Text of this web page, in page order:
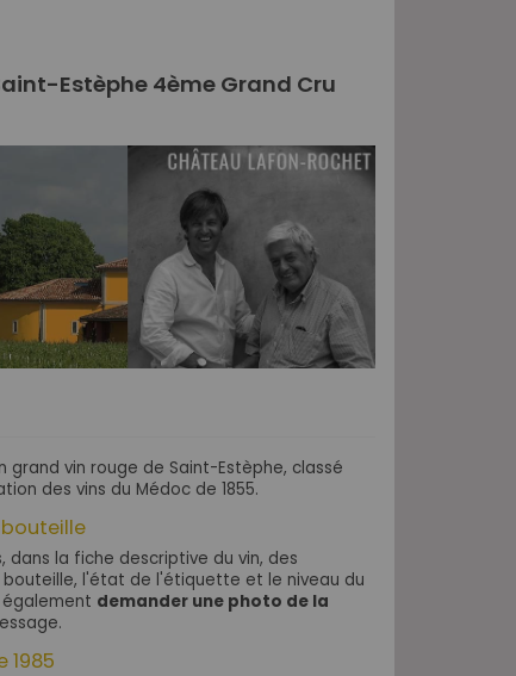
Estèphe 4ème Grand Cru
grand vin rouge de Saint-Estèphe, classé
des vins du Médoc de 1855.
bouteille
dans la fiche descriptive du vin, des
l'état de l'étiquette et le niveau du
également demander une photo de la
1985